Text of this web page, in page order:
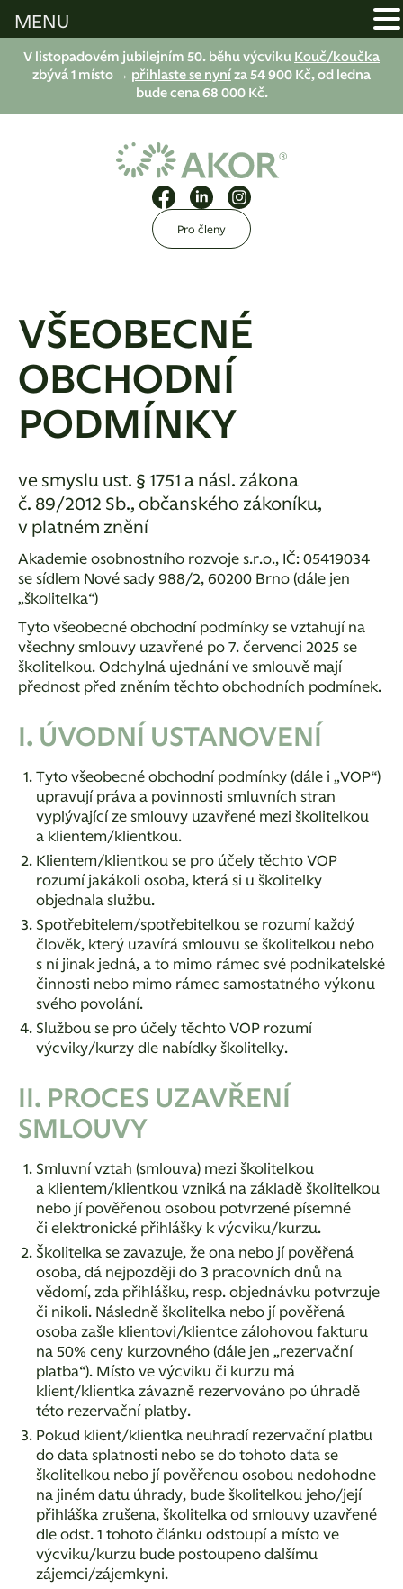
V listopadovém jubilejním 50. běhu výcviku Kouč/koučka
zbývá 1 místo → přihlaste se nyní za 54 900 Kč, od ledna
bude cena 68 000 Kč.
Pro členy
VŠEOBECNÉ
OBCHODNÍ
PODMÍNKY
ve smyslu ust. § 1751 a násl. zákona
č. 89/2012 Sb., občanského zákoníku,
v platném znění
Akademie osobnostního rozvoje s.r.o., IČ: 05419034
se sídlem Nové sady 988/2, 60200 Brno (dále jen
„školitelka“)
Tyto všeobecné obchodní podmínky se vztahují na
všechny smlouvy uzavřené po 7. červenci 2025 se
školitelkou. Odchylná ujednání ve smlouvě mají
přednost před zněním těchto obchodních podmínek.
I. ÚVODNÍ USTANOVENÍ
Tyto všeobecné obchodní podmínky (dále i „VOP“)
upravují práva a povinnosti smluvních stran
vyplývající ze smlouvy uzavřené mezi školitelkou
a klientem/klientkou.
Klientem/klientkou se pro účely těchto VOP
rozumí jakákoli osoba, která si u školitelky
objednala službu.
Spotřebitelem/spotřebitelkou se rozumí každý
člověk, který uzavírá smlouvu se školitelkou nebo
s ní jinak jedná, a to mimo rámec své podnikatelské
činnosti nebo mimo rámec samostatného výkonu
svého povolání.
Službou se pro účely těchto VOP rozumí
výcviky/kurzy dle nabídky školitelky.
II. PROCES UZAVŘENÍ
SMLOUVY
Smluvní vztah (smlouva) mezi školitelkou
a klientem/klientkou vzniká na základě školitelkou
nebo jí pověřenou osobou potvrzené písemné
či elektronické přihlášky k výcviku/kurzu.
Školitelka se zavazuje, že ona nebo jí pověřená
osoba, dá nejpozději do 3 pracovních dnů na
vědomí, zda přihlášku, resp. objednávku potvrzuje
či nikoli. Následně školitelka nebo jí pověřená
osoba zašle klientovi/klientce zálohovou fakturu
na 50% ceny kurzovného (dále jen „rezervační
platba“). Místo ve výcviku či kurzu má
klient/klientka závazně rezervováno po úhradě
této rezervační platby.
Pokud klient/klientka neuhradí rezervační platbu
do data splatnosti nebo se do tohoto data se
školitelkou nebo jí pověřenou osobou nedohodne
na jiném datu úhrady, bude školitelkou jeho/její
přihláška zrušena, školitelka od smlouvy uzavřené
dle odst. 1 tohoto článku odstoupí a místo ve
výcviku/kurzu bude postoupeno dalšímu
zájemci/zájemkyni.
MENU